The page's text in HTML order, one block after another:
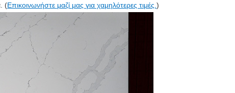
(Επικοινωνήστε μαζί μας για χαμηλότερες τιμές. )